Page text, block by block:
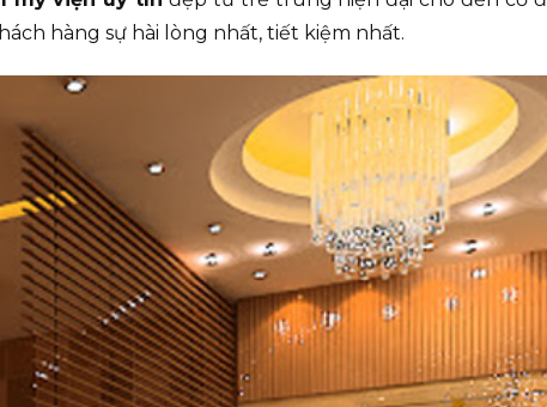
hàng sự hài lòng nhất, tiết kiệm nhất.